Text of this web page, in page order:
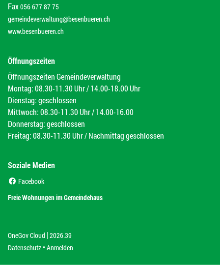
Fax056 677 87 75
gemeindeverwaltung@besenbueren.ch
www.besenbueren.ch
Öffnungszeiten
Öffnungszeiten Gemeindeverwaltung
Montag: 08.30-11.30 Uhr / 14.00-18.00 Uhr
Dienstag: geschlossen
Mittwoch: 08.30-11.30 Uhr / 14.00-16.00
Donnerstag: geschlossen
Freitag: 08.30-11.30 Uhr / Nachmittag geschlossen
Soziale Medien
Facebook
Freie Wohnungen im Gemeindehaus
OneGov Cloud (External Link)
|2026.39
Datenschutz (External Link)
Anmelden